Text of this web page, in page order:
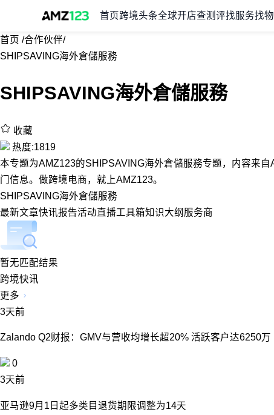
首页 跨境头条全球开店查测评找服务找
首页 /合作伙伴/
SHIPSAVING海外倉儲服務
SHIPSAVING海外倉儲服務
收藏
热度:1819
本专题为AMZ123的SHIPSAVING海外倉儲服務专题，内容来
门信息。做跨境电商，就上AMZ123。
SHIPSAVING海外倉儲服務
最新文章快讯报告活动直播工具箱知识大纲 服务商
暂无匹配结果
跨境快讯
更多
3天前
Zalando Q2财报：GMV与营收均增长超20% 活跃客户达6250万
0
3天前
亚马逊9月1日起多类目退货期限调整为14天